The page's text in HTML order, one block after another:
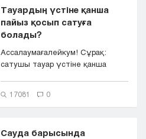
Тауардың үстіне қанша
пайыз қосып сатуға
болады?
Ассалаумағалейкум! Сұрақ:
сатушы тауар үстіне қанша
17081 0
Сауда барысында